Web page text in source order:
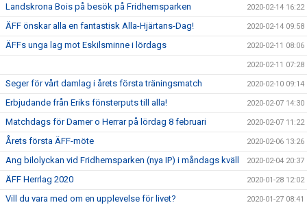
Landskrona Bois på besök på Fridhemsparken 2020-02-14 16:22
ÄFF önskar alla en fantastisk Alla-Hjärtans-Dag! 2020-02-14 09:58
ÄFFs unga lag mot Eskilsminne i lördags 2020-02-11 08:06
2020-02-11 07:28
Seger för vårt damlag i årets första träningsmatch 2020-02-10 09:14
Erbjudande från Eriks fönsterputs till alla! 2020-02-07 14:30
Matchdags för Damer o Herrar på lördag 8 februari 2020-02-07 11:22
Årets första ÄFF-möte 2020-02-06 13:26
Ang bilolyckan vid Fridhemsparken (nya IP) i måndags kväll 2020-02-04 20:37
ÄFF Herrlag 2020 2020-01-28 12:02
Vill du vara med om en upplevelse för livet? 2020-01-27 08:41